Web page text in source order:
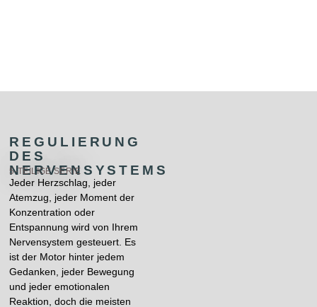
REGULIERUNG
DES
NERVENSYSTEMS
5-TEILIGE SERIE
Jeder Herzschlag, jeder
Atemzug, jeder Moment der
Konzentration oder
Entspannung wird von Ihrem
Nervensystem gesteuert. Es
ist der Motor hinter jedem
Gedanken, jeder Bewegung
und jeder emotionalen
Reaktion, doch die meisten